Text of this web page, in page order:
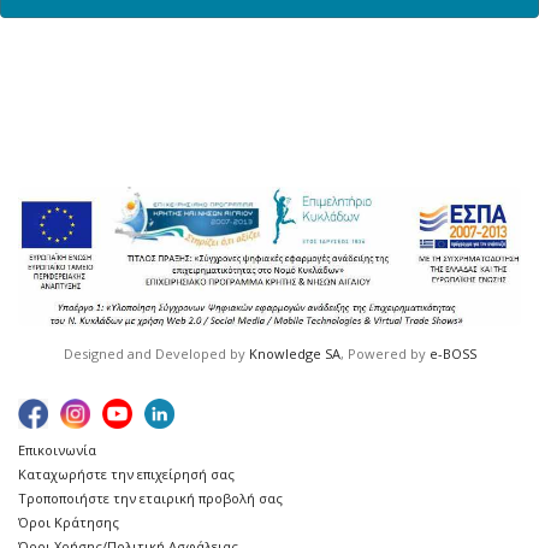
Designed and Developed by Knowledge SA, Powered by e-BOSS
Επικοινωνία
Καταχωρήστε την επιχείρησή σας
Τροποποιήστε την εταιρική προβολή σας
Όροι Κράτησης